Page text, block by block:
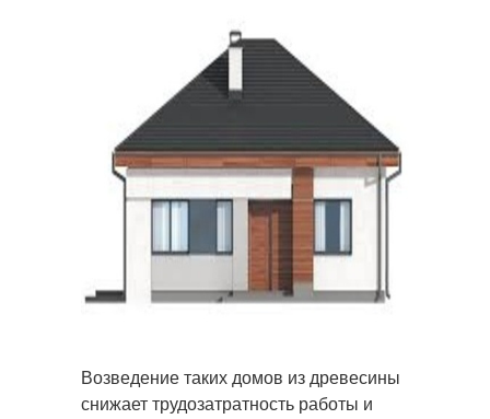
Возведение таких домов из древесины
снижает трудозатратность работы и